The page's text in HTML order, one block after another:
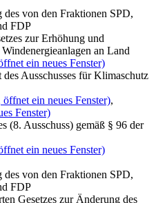
von den Fraktionen SPD,
FDP
zur Erhöhung und
an Land
ein neues Fenster)
Ausschusses für Klimaschutz
ein neues Fenster),
Fenster)
(8. Ausschuss) gemäß § 96 der
ein neues Fenster)
von den Fraktionen SPD,
FDP
Gesetzes zur Änderung des